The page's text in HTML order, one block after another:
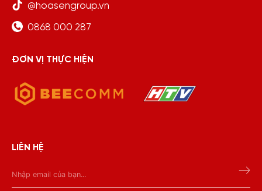
@hoasengroup.vn
0868 000 287
ĐƠN VỊ THỰC HIỆN
LIÊN HỆ